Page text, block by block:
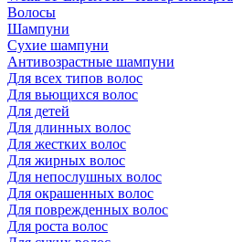
Волосы
Шампуни
Сухие шампуни
Антивозрастные шампуни
Для всех типов волос
Для вьющихся волос
Для детей
Для длинных волос
Для жестких волос
Для жирных волос
Для непослушных волос
Для окрашенных волос
Для поврежденных волос
Для роста волос